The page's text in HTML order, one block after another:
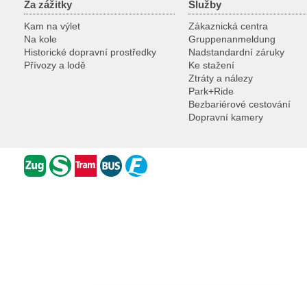
Za zážitky
Kam na výlet
Na kole
Historické dopravní prostředky
Přívozy a lodě
Služby
Zákaznická centra
Gruppenanmeldung
Nadstandardní záruky
Ke stažení
Ztráty a nálezy
Park+Ride
Bezbariérové cestování
Dopravní kamery